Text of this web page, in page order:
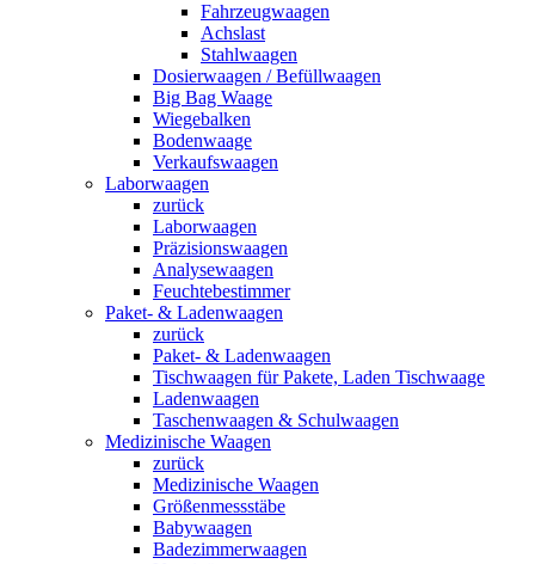
Fahrzeugwaagen
Achslast
Stahlwaagen
Dosierwaagen / Befüllwaagen
Big Bag Waage
Wiegebalken
Bodenwaage
Verkaufswaagen
Laborwaagen
zurück
Laborwaagen
Präzisionswaagen
Analysewaagen
Feuchtebestimmer
Paket- & Ladenwaagen
zurück
Paket- & Ladenwaagen
Tischwaagen für Pakete, Laden Tischwaage
Ladenwaagen
Taschenwaagen & Schulwaagen
Medizinische Waagen
zurück
Medizinische Waagen
Größenmessstäbe
Babywaagen
Badezimmerwaagen